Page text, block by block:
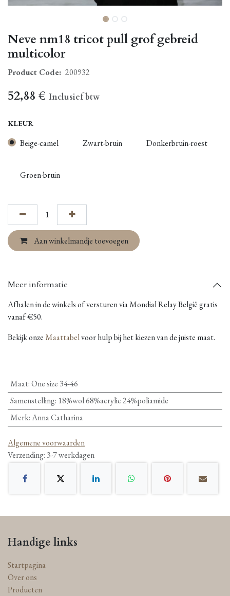
Neve nm18 tricot pull grof gebreid
multicolor
Product Code: 200932
52,88 € Inclusief btw
KLEUR
Beige-camel Zwart-bruin Donkerbruin-roest
Groen-bruin
Aan winkelmandje toevoegen
Meer informatie
Afhalen in de winkels of versturen via Mondial Relay België gratis
vanaf €50.
Bekijk onzeMaattabelvoor hulp bij het kiezen van de juiste maat.
Maat:One size 34-46
Samenstelling: 18%wol 68%acrylic 24%poliamide
Merk:Anna Catharina
Algemene voorwaarden
Verzending: 3-7 werkdagen
Handige links
Startpagina
Over ons
Producten